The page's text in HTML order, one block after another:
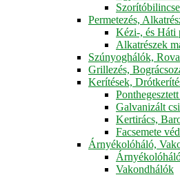
Permetezés,
Kézi-, és Háti
Alkatrészek
Szúnyoghálók,
Grillezés,
Kerítések,
Galvanizált
Kertirács,
Facsemete
Árnyékolóháló,
Vakondhálók